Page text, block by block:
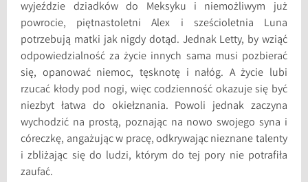
wyjeździe dziadków do Meksyku i niemożliwym już
powrocie, piętnastoletni Alex i sześcioletnia Luna
potrzebują matki jak nigdy dotąd. Jednak Letty, by wziąć
odpowiedzialność za życie innych sama musi pozbierać
się, opanować niemoc, tęsknotę i nałóg. A życie lubi
rzucać kłody pod nogi, więc codzienność okazuje się być
niezbyt łatwa do okiełznania. Powoli jednak zaczyna
wychodzić na prostą, poznając na nowo swojego syna i
córeczkę, angażując w pracę, odkrywając nieznane talenty
i zbliżając się do ludzi, którym do tej pory nie potrafiła
zaufać.